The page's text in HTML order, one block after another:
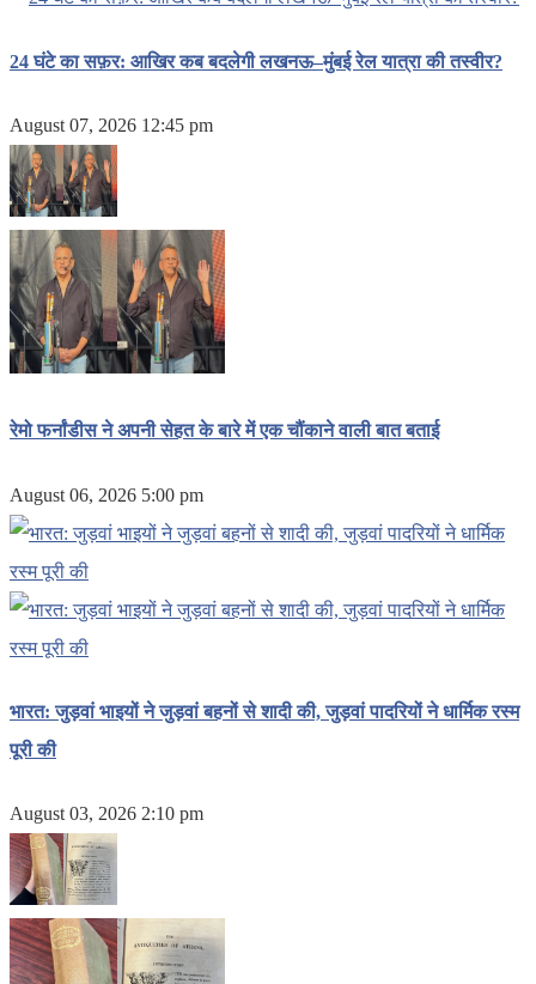
24 घंटे का सफ़र: आखिर कब बदलेगी लखनऊ–मुंबई रेल यात्रा की तस्वीर?
August 07, 2026 12:45 pm
रेमो फर्नांडीस ने अपनी सेहत के बारे में एक चौंकाने वाली बात बताई
August 06, 2026 5:00 pm
भारत: जुड़वां भाइयों ने जुड़वां बहनों से शादी की, जुड़वां पादरियों ने धार्मिक रस्म
पूरी की
August 03, 2026 2:10 pm